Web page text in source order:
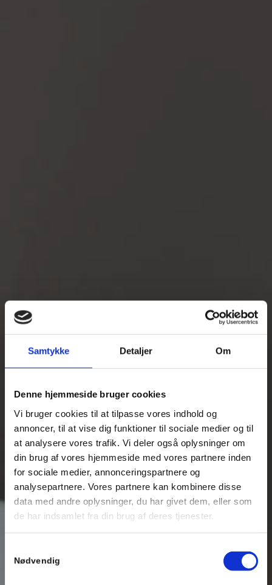
Samtykke Detaljer Om
Denne hjemmeside bruger cookies
Vi bruger cookies til at tilpasse vores indhold og
annoncer, til at vise dig funktioner til sociale medier og til
at analysere vores trafik. Vi deler også oplysninger om
din brug af vores hjemmeside med vores partnere inden
for sociale medier, annonceringspartnere og
analysepartnere. Vores partnere kan kombinere disse
data med andre oplysninger, du har givet dem, eller som
de har indsamlet fra din brug af deres tjenester.
Nødvendig
J.C. JENSEN A/S
Et dynamisk el-firma, med øje for kvalitet og god kundepleje.
KONTAKT 55 37 01 72